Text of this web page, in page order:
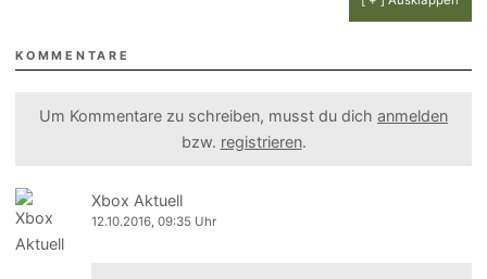
KOMMENTARE
Um Kommentare zu schreiben, musst du dich anmelden
bzw. registrieren.
Xbox Aktuell
12.10.2016, 09:35 Uhr